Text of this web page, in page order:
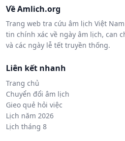
Về Amlich.org
Trang web tra cứu âm lịch Việt
tin chính xác về ngày âm lịch, can
và các ngày lễ tết truyền thống.
Liên kết nhanh
Trang chủ
Chuyển đổi âm lịch
Gieo quẻ hỏi việc
Lịch năm 2026
Lịch tháng 8